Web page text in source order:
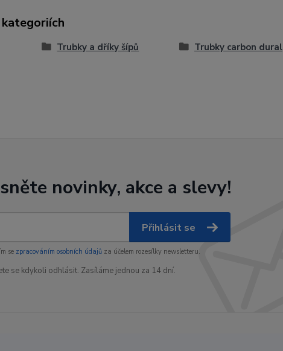
Trubky a dříky šípů Trubky carbon dural
novinky, akce a slevy!
Přihlásit se
se zpracováním osobních údajůza účelem rozesílky newsletteru.
se kdykoli odhlásit. Zasíláme jednou za 14 dní.